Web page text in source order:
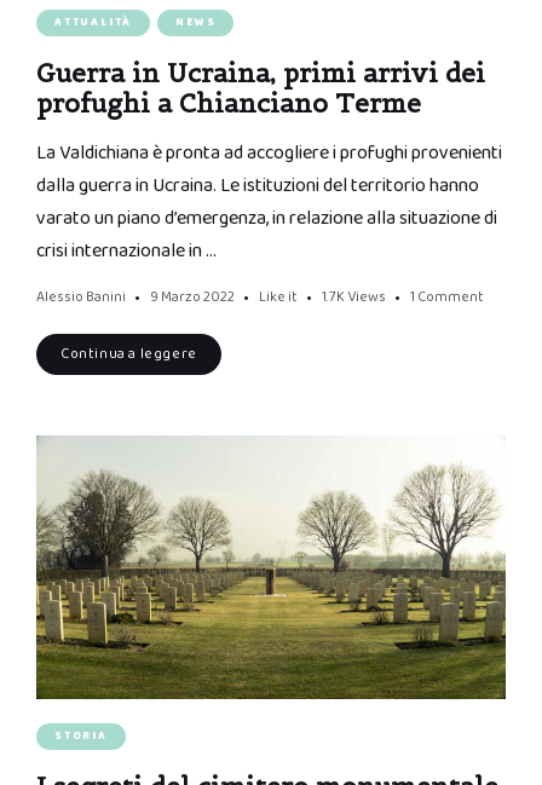
ATTUALITÀ NEWS
Guerra in Ucraina, primi arrivi dei
profughi a Chianciano Terme
La Valdichiana è pronta ad accogliere i profughi provenienti
dalla guerra in Ucraina. Le istituzioni del territorio hanno
varato un piano d’emergenza, in relazione alla situazione di
crisi internazionale in …
Alessio Banini 9 Marzo 2022 Like it 1.7K Views 1 Comment
Continua a leggere
STORIA